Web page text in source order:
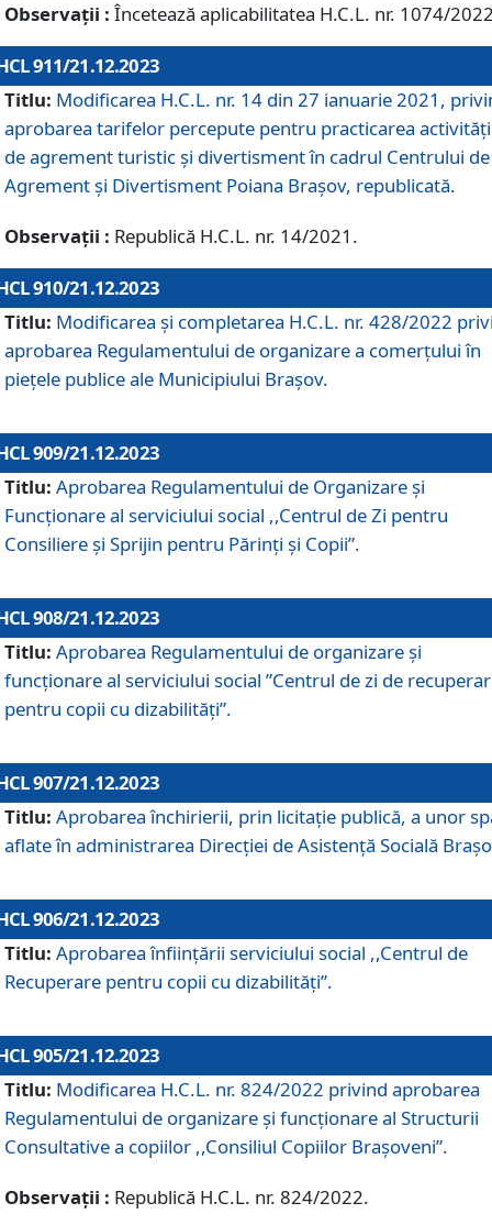
Observații : Încetează aplicabilitatea H.C.L. nr. 1074/
911/21.12.2023
Titlu: Modificarea H.C.L. nr. 14 din 27 ianuarie 2021,
aprobarea tarifelor percepute pentru practicarea
de agrement turistic și divertisment în cadrul Centrului de
Agrement și Divertisment Poiana Brașov, republicată.
Observații : Republică H.C.L. nr. 14/2021.
910/21.12.2023
Titlu: Modificarea și completarea H.C.L. nr. 428/2022
aprobarea Regulamentului de organizare a comerțului în
piețele publice ale Municipiului Braşov.
909/21.12.2023
Titlu: Aprobarea Regulamentului de Organizare și
Funcționare al serviciului social ,,Centrul de Zi pentru
Consiliere şi Sprijin pentru Părinţi şi Copii”.
908/21.12.2023
Titlu: Aprobarea Regulamentului de organizare şi
funcţionare al serviciului social ”Centrul de zi de
pentru copii cu dizabilități”.
907/21.12.2023
Titlu: Aprobarea închirierii, prin licitație publică, a unor
aflate în administrarea Direcției de Asistență Socială
906/21.12.2023
Titlu: Aprobarea înființării serviciului social ,,Centrul de
Recuperare pentru copii cu dizabilități”.
905/21.12.2023
Titlu: Modificarea H.C.L. nr. 824/2022 privind aprobarea
Regulamentului de organizare şi funcţionare al Structurii
Consultative a copiilor ,,Consiliul Copiilor Braşoveni”.
Observații : Republică H.C.L. nr. 824/2022.